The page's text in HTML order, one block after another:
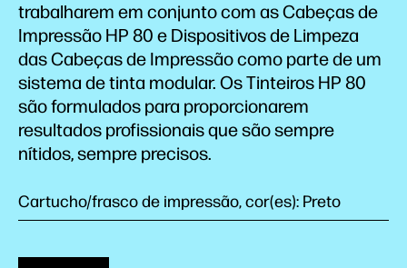
trabalharem em conjunto com as Cabeças de
Impressão HP 80 e Dispositivos de Limpeza
das Cabeças de Impressão como parte de um
sistema de tinta modular. Os Tinteiros HP 80
são formulados para proporcionarem
resultados profissionais que são sempre
nítidos, sempre precisos.
Cartucho/frasco de impressão, cor(es): Preto